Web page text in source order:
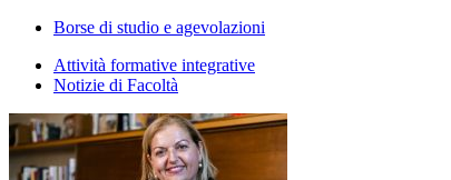
Borse di studio e agevolazioni
Attività formative integrative
Notizie di Facoltà